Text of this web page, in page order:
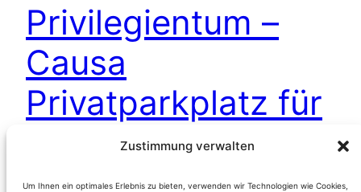
Zustimmung verwalten
Um Ihnen ein optimales Erlebnis zu bieten, verwenden wir Technologien wie Cookies,
Privilegientum –
Causa
Privatparkplatz für
einen Facharzt